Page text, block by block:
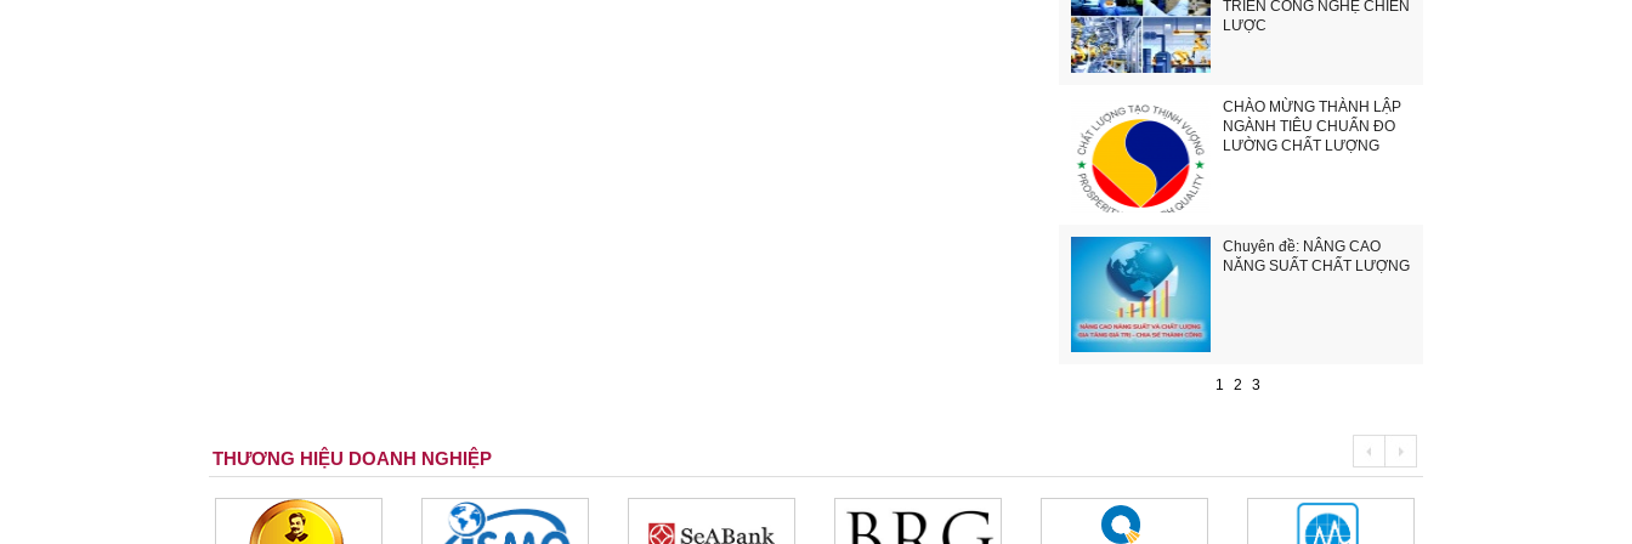
TRIỂN CÔNG NGHỆ CHIẾN
LƯỢC
CHÀO MỪNG THÀNH LẬP
NGÀNH TIÊU CHUẨN ĐO
LƯỜNG CHẤT LƯỢNG
Chuyên đề: NÂNG CAO
NĂNG SUẤT CHẤT LƯỢNG
1 2 3
THƯƠNG HIỆU DOANH NGHIỆP